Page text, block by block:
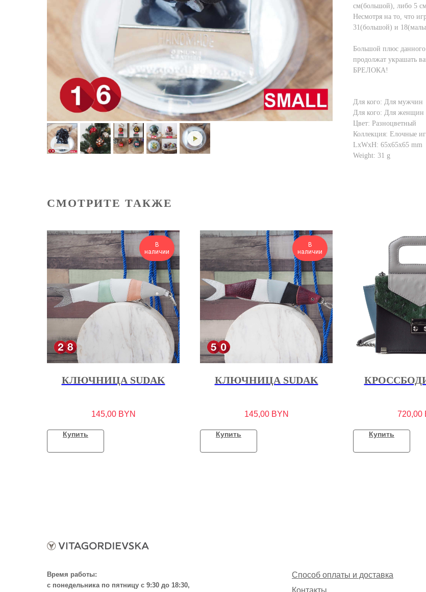
см(большой), либо 5
Несмотря на то, что
31(большой) и
Большой плюс
продолжат украшать
БРЕЛОКА!
Для кого: Для мужчин
Для кого: Для женщин
Цвет: Разноцветный
Коллекция: Елочные
LxWxH: 65x65x65 mm
Weight: 31 g
СМОТРИТЕ ТАКЖЕ
В
наличии
КЛЮЧНИЦА SUDAK
145,00 BYN
Купить
В
наличии
КЛЮЧНИЦА SUDAK
145,00 BYN
Купить
КРОССБОДИ
720,00
Купить
Время работы:
с понедельника по пятницу с 9:30 до 18:30,
Способ оплаты и доставка